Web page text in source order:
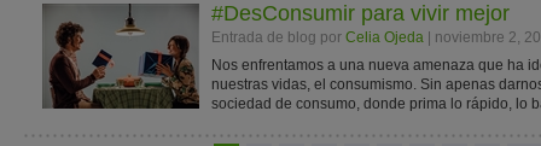
#DesConsumir para vivir mejor
Entrada de blog por Celia Ojeda | noviembre 2,
Nos enfrentamos a una nueva amenaza que ha
nuestras vidas, el consumismo. Sin apenas
sociedad de consumo, donde prima lo rápido, lo